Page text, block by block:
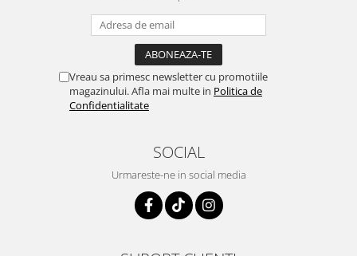
Vreau sa primesc newsletter cu promotiile
magazinului. Afla mai multe in Politica de
Confidentialitate
SOCIAL
Urmareste-ne in social media